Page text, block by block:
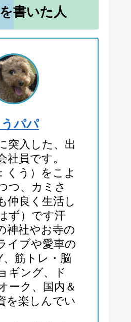
書いた人
うパパ
突入した、出
社員です。
くう）をこよ
つ、カミさ
仲良く生活し
ず）です汗
神社やお寺の
イブや愛車の
、筋トレ・脳
ギング、ド
ーク、国内＆
を楽しんでい